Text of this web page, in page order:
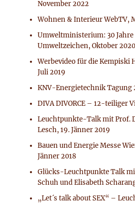
November 2022
Wohnen & Interieur WebTV,
Umweltministerium: 30 Jahre
Umweltzeichen, Oktober 2020
Werbevideo für die Kempiski
Juli 2019
KNV-Energietechnik Tagung
DIVA DIVORCE – 12-teiliger
Leuchtpunkte-Talk mit Prof.
Lesch, 19. Jänner 2019
Bauen und Energie Messe
Jänner 2018
Glücks-Leuchtpunkte Talk
Schuh und Elisabeth
„Let´s talk about SEX“ –